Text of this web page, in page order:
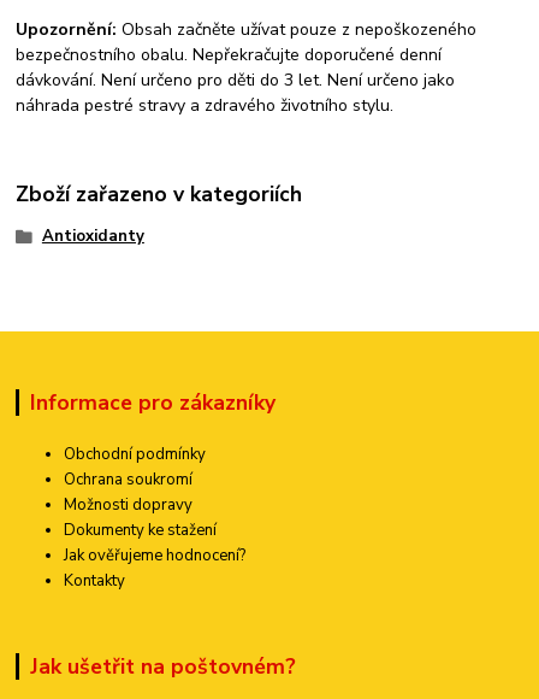
Upozornění: Obsah začněte užívat pouze z nepoškozeného
bezpečnostního obalu. Nepřekračujte doporučené denní
dávkování. Není určeno pro děti do 3 let. Není určeno jako
náhrada pestré stravy a zdravého životního stylu.
Zboží zařazeno v kategoriích
Antioxidanty
Informace pro zákazníky
Obchodní podmínky
Ochrana soukromí
Možnosti dopravy
Dokumenty ke stažení
Jak ověřujeme hodnocení?
Kontakty
Jak ušetřit na poštovném?